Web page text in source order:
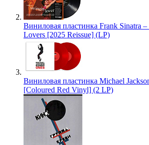
Виниловая пластинка Frank Sinatra
Lovers [2025 Reissue] (LP)
Виниловая пластинка Michael
[Coloured Red Vinyl] (2 LP)